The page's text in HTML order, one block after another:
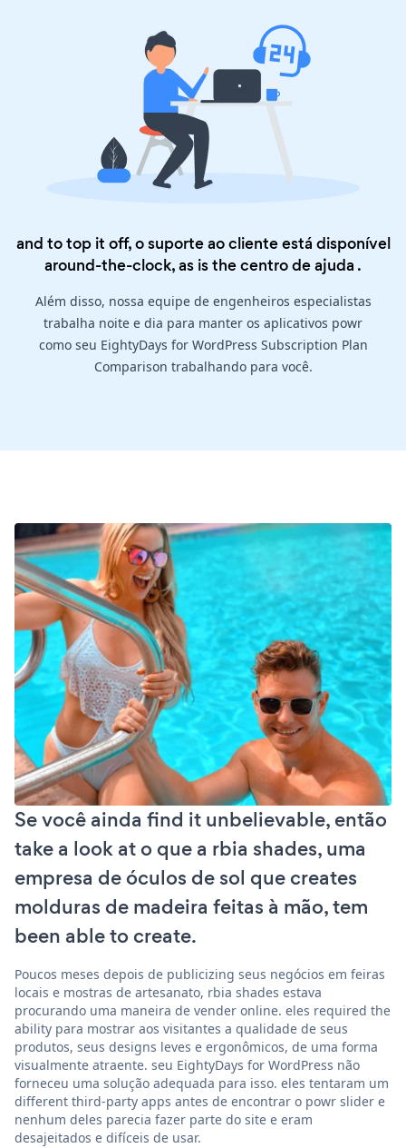
and to top it off, o suporte ao cliente está disponível
around-the-clock, as is thecentro de ajuda .
Além disso, nossa equipe de engenheiros especialistas
trabalha noite e dia para manter os aplicativos powr
como seu EightyDays for WordPress Subscription Plan
Comparison trabalhando para você.
Se você ainda find it unbelievable, então
take a look at o que a rbia shades, uma
empresa de óculos de sol que creates
molduras de madeira feitas à mão, tem
been able to create.
Poucos meses depois de publicizing seus negócios em feiras
locais e mostras de artesanato, rbia shades estava
procurando uma maneira de vender online. eles required the
ability para mostrar aos visitantes a qualidade de seus
produtos, seus designs leves e ergonômicos, de uma forma
visualmente atraente. seu EightyDays for WordPress não
forneceu uma solução adequada para isso. eles tentaram um
different third-party apps antes de encontrar o powr slider e
nenhum deles parecia fazer parte do site e eram
desajeitados e difíceis de usar.